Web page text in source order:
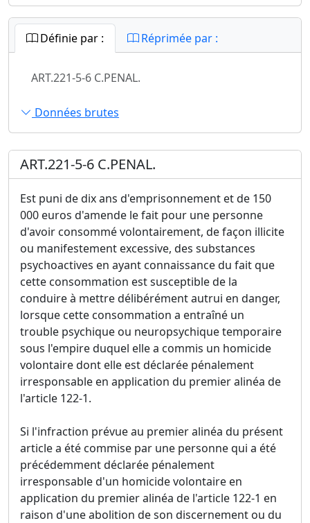
Définie par : Réprimée par :
ART.221-5-6 C.PENAL.
Données brutes
ART.221-5-6 C.PENAL.
Est puni de dix ans d'emprisonnement et de 150
000 euros d'amende le fait pour une personne
d'avoir consommé volontairement, de façon illicite
ou manifestement excessive, des substances
psychoactives en ayant connaissance du fait que
cette consommation est susceptible de la
conduire à mettre délibérément autrui en danger,
lorsque cette consommation a entraîné un
trouble psychique ou neuropsychique temporaire
sous l'empire duquel elle a commis un homicide
volontaire dont elle est déclarée pénalement
irresponsable en application du premier alinéa de
l'article 122-1.
Si l'infraction prévue au premier alinéa du présent
article a été commise par une personne qui a été
précédemment déclarée pénalement
irresponsable d'un homicide volontaire en
application du premier alinéa de l'article 122-1 en
raison d'une abolition de son discernement ou du